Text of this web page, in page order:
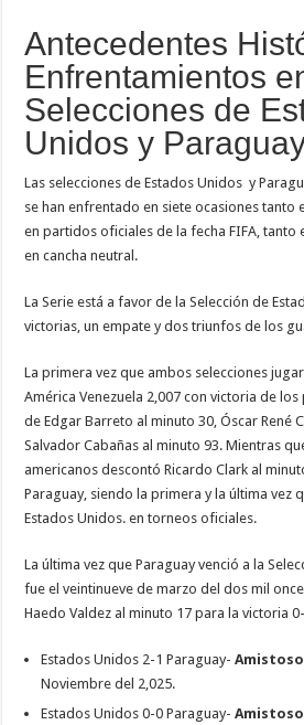
Antecedentes
Enfrentamientos
Selecciones de
Unidos y
Las selecciones de Estados Unidos y
se han enfrentado en siete ocasiones tanto
en partidos oficiales de la fecha FIFA, tanto
en cancha neutral.
La Serie está a favor de la Selección de
victorias, un empate y dos triunfos de los
La primera vez que ambos selecciones
América Venezuela 2,007 con victoria de
de Edgar Barreto al minuto 30, Óscar René
Salvador Cabañas al minuto 93. Mientras
americanos descontó Ricardo Clark al
Paraguay, siendo la primera y la última vez
Estados Unidos. en torneos oficiales.
La última vez que Paraguay venció a la
fue el veintinueve de marzo del dos mil
Haedo Valdez al minuto 17 para la victoria
Estados Unidos 2-1 Paraguay-Amistoso
Noviembre del 2,025.
Estados Unidos 0-0 Paraguay-Amistoso